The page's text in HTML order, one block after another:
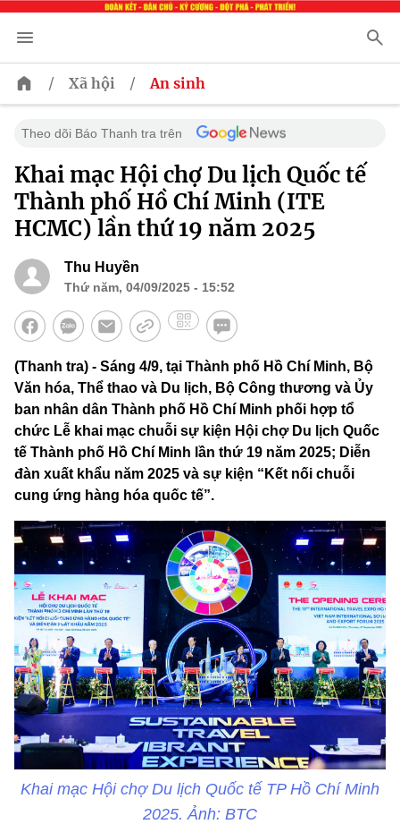
/ Xã hội / An sinh
Theo dõi Báo Thanh tra trên
Khai mạc Hội chợ Du lịch Quốc tế
Thành phố Hồ Chí Minh (ITE
HCMC) lần thứ 19 năm 2025
Thu Huyền
Thứ năm, 04/09/2025 - 15:52
(Thanh tra) - Sáng 4/9, tại Thành phố Hồ Chí Minh, Bộ
Văn hóa, Thể thao và Du lịch, Bộ Công thương và Ủy
ban nhân dân Thành phố Hồ Chí Minh phối hợp tổ
chức Lễ khai mạc chuỗi sự kiện Hội chợ Du lịch Quốc
tế Thành phố Hồ Chí Minh lần thứ 19 năm 2025; Diễn
đàn xuất khẩu năm 2025 và sự kiện “Kết nối chuỗi
cung ứng hàng hóa quốc tế”.
Khai mạc Hội chợ Du lịch Quốc tế TP Hồ Chí Minh
2025. Ảnh: BTC